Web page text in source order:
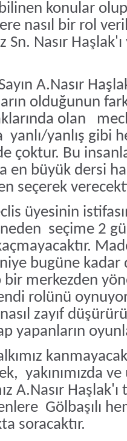
konular
nasıl bir rol
Sn. Nasır
A.Nasır
olduğunun
olan
yanlı/yanlış gibi
çoktur. Bu
büyük dersi
seçerek
üyesinin
seçime 2
bugüne
bir merkezden
rolünü
zayıf
yapanların
yakınımızda
A.Nasır Haşlak'ı
Gölbaşılı
soracaktır.